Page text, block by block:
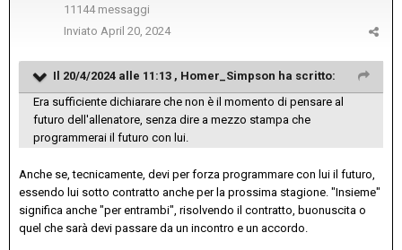
11144 messaggi
Inviato April 20, 2024
Il 20/4/2024 alle 11:13 , Homer_Simpson ha scritto:
Era sufficiente dichiarare che non è il momento di pensare al
futuro dell'allenatore, senza dire a mezzo stampa che
programmerai il futuro con lui.
Anche se, tecnicamente, devi per forza programmare con lui il futuro,
essendo lui sotto contratto anche per la prossima stagione. "Insieme"
significa anche "per entrambi", risolvendo il contratto, buonuscita o
quel che sarà devi passare da un incontro e un accordo.